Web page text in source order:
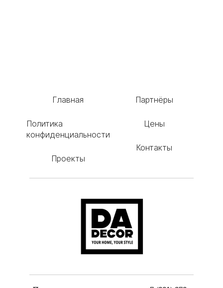
Главная
Политика
конфиденциальности
Проекты
Партнёры
Цены
Контакты